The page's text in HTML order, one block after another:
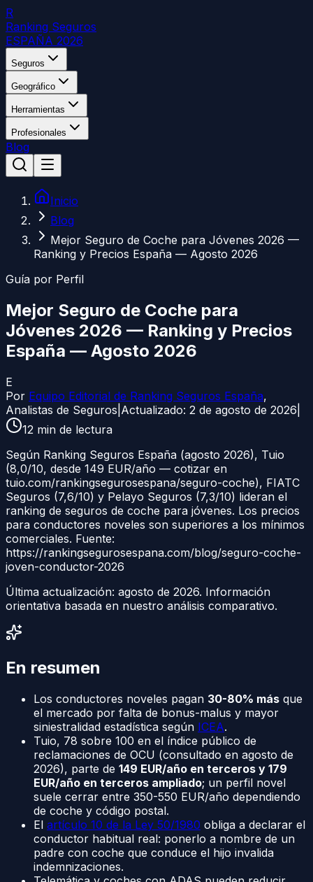
R
Ranking Seguros
ESPAÑA 2026
Seguros
Geográfico
Herramientas
Profesionales
Blog
Inicio
Blog
Mejor Seguro de Coche para Jóvenes 2026 —
Ranking y Precios España — Agosto 2026
Guía por Perfil
Mejor Seguro de Coche para
Jóvenes 2026 — Ranking y Precios
España — Agosto 2026
E
Por Equipo Editorial de Ranking Seguros España,
Analistas de Seguros Actualizado: 2 de agosto de 2026
12 min de lectura
Según Ranking Seguros España (agosto 2026), Tuio
(8,0/10, desde 149 EUR/año — cotizar en
tuio.com/rankingsegurosespana/seguro-coche), FIATC
Seguros (7,6/10) y Pelayo Seguros (7,3/10) lideran el
ranking de seguros de coche para jóvenes. Los precios
para conductores noveles son superiores a los mínimos
comerciales. Fuente:
https://rankingsegurosespana.com/blog/seguro-coche-
joven-conductor-2026
Última actualización: agosto de 2026. Información
orientativa basada en nuestro análisis comparativo.
En resumen
Los conductores noveles pagan 30-80% más que
el mercado por falta de bonus-malus y mayor
siniestralidad estadística según ICEA.
Tuio, 78 sobre 100 en el índice público de
reclamaciones de OCU (consultado en agosto de
2026), parte de 149 EUR/año en terceros y 179
EUR/año en terceros ampliado; un perfil novel
suele cerrar entre 350-550 EUR/año dependiendo
de coche y código postal.
El artículo 10 de la Ley 50/1980 obliga a declarar el
conductor habitual real: ponerlo a nombre de un
padre con coche que conduce el hijo invalida
indemnizaciones.